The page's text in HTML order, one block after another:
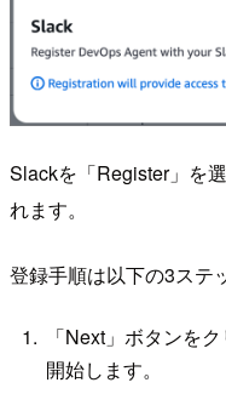
Slackを「Register」を
れます。
登録手順は以下の3ステ
「Next」ボタンを
開始します。